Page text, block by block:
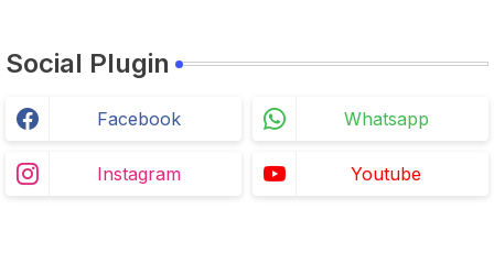
Social Plugin
Facebook Whatsapp
Instagram Youtube